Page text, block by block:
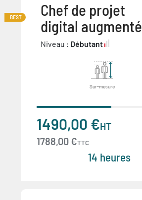
BEST
Chef de projet
digital augmenté
Niveau : Débutant
Sur-mesure
1490,00 €HT
1788,00 €TTC
14 heures